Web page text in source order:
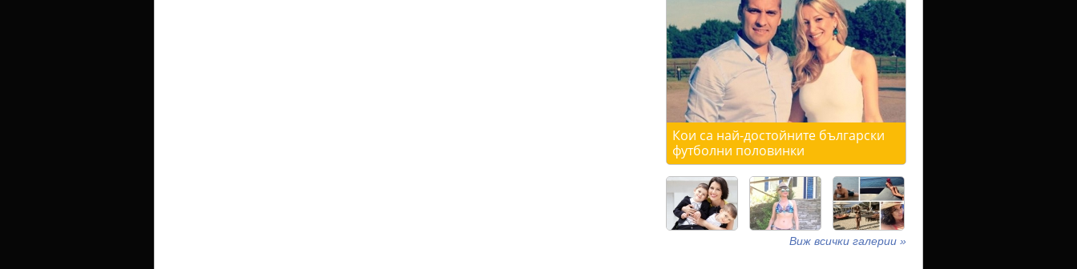
Кои са най-достойните български
футболни половинки
Виж всички галерии »